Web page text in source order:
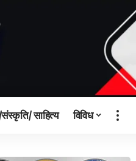
संस्कृति/ साहित्य विविध